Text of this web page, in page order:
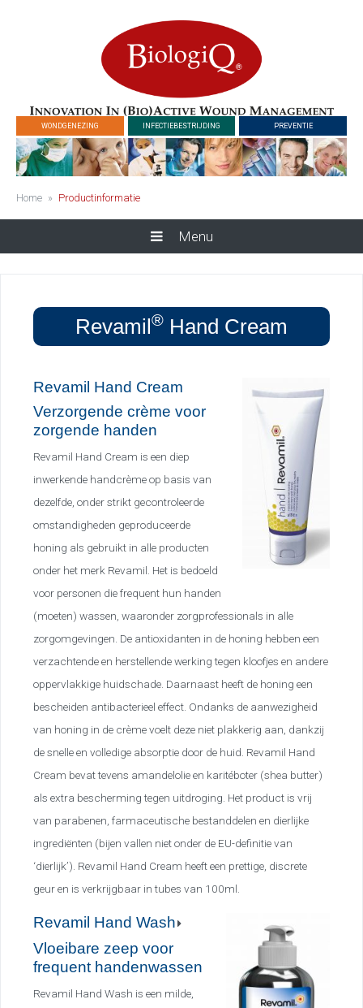
WONDGENEZING INFECTIEBESTRIJDING PREVENTIE
Home » Productinformatie
Menu
Revamil® Hand Cream
Revamil Hand Cream
Verzorgende crème voor
zorgende handen
Revamil Hand Cream is een diep
inwerkende handcrème op basis van
dezelfde, onder strikt gecontroleerde
omstandigheden geproduceerde
honing als gebruikt in alle producten
onder het merk Revamil. Het is bedoeld
voor personen die frequent hun handen
(moeten) wassen, waaronder zorgprofessionals in alle
zorgomgevingen. De antioxidanten in de honing hebben een
verzachtende en herstellende werking tegen kloofjes en andere
oppervlakkige huidschade. Daarnaast heeft de honing een
bescheiden antibacterieel effect. Ondanks de aanwezigheid
van honing in de crème voelt deze niet plakkerig aan, dankzij
de snelle en volledige absorptie door de huid. Revamil Hand
Cream bevat tevens amandelolie en karitéboter (shea butter)
als extra bescherming tegen uitdroging. Het product is vrij
van parabenen, farmaceutische bestanddelen en dierlijke
ingrediënten (bijen vallen niet onder de EU-definitie van
‘dierlijk’). Revamil Hand Cream heeft een prettige, discrete
geur en is verkrijgbaar in tubes van 100ml.
Revamil Hand Wash
Vloeibare zeep voor
frequent handenwassen
Revamil Hand Wash is een milde,